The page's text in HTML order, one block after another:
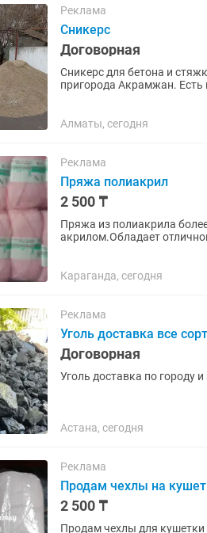
Реклама
Сникерс
Договорная
Сникерс для бетона и
пригорода Акрамжан. Есть
Алматы, сегодня
Реклама
Пряжа полиакрил
2 500 ₸
Пряжа из полиакрила
акрилом.Обладает
Караганда, сегодня
Реклама
Уголь доставка все
Договорная
Уголь доставка по городу
Астана, сегодня
Реклама
Продам чехлы на
2 500 ₸
Продам чехлы для кушетки